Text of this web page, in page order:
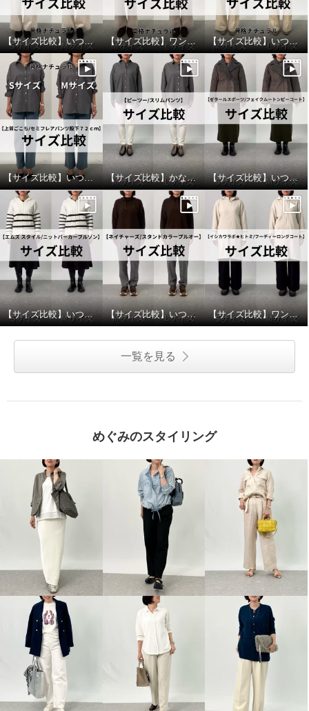
【サイズ比較】ワンサイズアップがオススメ 【サイズ比較】いつものサイズでオッケー
【サイズ比較】いつものサイズ以上がおすすめ 【サイズ比較】かなりピッタリ目なのでワンサイズアップがオススメ 【サイズ比較】いつものサイズでちょうど良い
【サイズ比較】いつものサイズがおすすめ 【サイズ比較】いつものサイズがおすすめ 【サイズ比較】ワンサイズダウンがおすすめ
一覧を見る
めぐみのスタイリング